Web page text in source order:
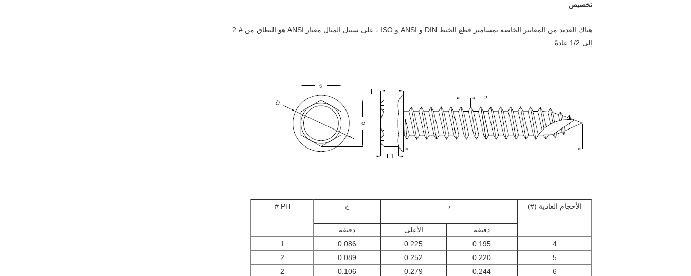
تخصيص
هناك العديد من المعايير الخاصة بمسامير قطع الخيط DIN و ANSI و ISO ، على سبيل المثال معيار ANSI هو النطاق من # 2
إلى 1/2 عادةً
الأحجام العادية (#) د ح PH #
دقيقة الأعلى
دقيقة
4
0.195
0.225
0.086
1
5
0.220
0.252
0.089
2
6
0.244
0.279
0.106
2